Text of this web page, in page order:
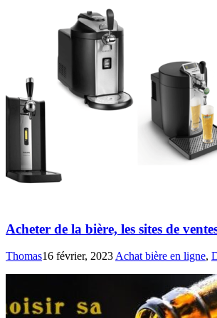
Acheter de la bière, les sites de
Thomas16 février, 2023Achat bière en ligne,